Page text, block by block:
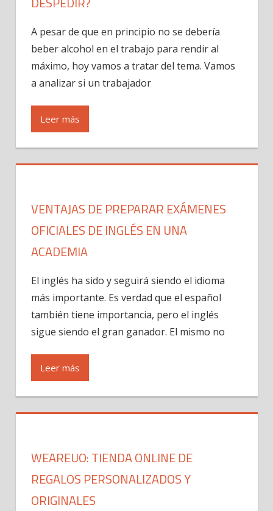
A pesar de que en principio no se debería
beber alcohol en el trabajo para rendir al
máximo, hoy vamos a tratar del tema. Vamos
a analizar si un trabajador
Leer más
VENTAJAS DE PREPARAR EXÁMENES
OFICIALES DE INGLÉS EN UNA
ACADEMIA
El inglés ha sido y seguirá siendo el idioma
más importante. Es verdad que el español
también tiene importancia, pero el inglés
sigue siendo el gran ganador. El mismo no
Leer más
WEAREUO: TIENDA ONLINE DE
REGALOS PERSONALIZADOS Y
ORIGINALES